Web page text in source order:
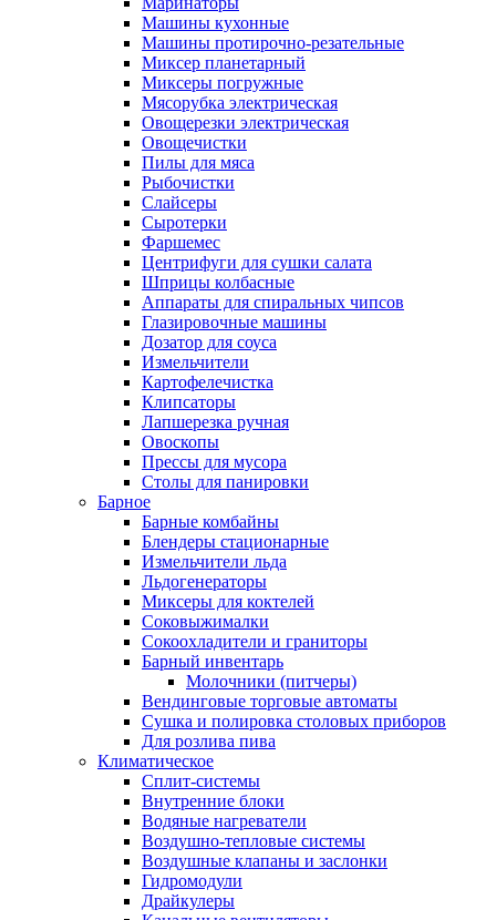
Машины кухонные
Машины протирочно-резательные
Миксер планетарный
Миксеры погружные
Мясорубка электрическая
Овощерезки электрическая
Овощечистки
Пилы для мяса
Рыбочистки
Слайсеры
Сыротерки
Фаршемес
Центрифуги для сушки салата
Шприцы колбасные
Аппараты для спиральных чипсов
Глазировочные машины
Дозатор для соуса
Измельчители
Картофелечистка
Клипсаторы
Лапшерезка ручная
Овоскопы
Прессы для мусора
Столы для панировки
Барное
Барные комбайны
Блендеры стационарные
Измельчители льда
Льдогенераторы
Миксеры для коктелей
Соковыжималки
Сокоохладители и граниторы
Барный инвентарь
Молочники (питчеры)
Вендинговые торговые автоматы
Сушка и полировка столовых приборов
Для розлива пива
Климатическое
Сплит-системы
Внутренние блоки
Водяные нагреватели
Воздушно-тепловые системы
Воздушные клапаны и заслонки
Гидромодули
Драйкулеры